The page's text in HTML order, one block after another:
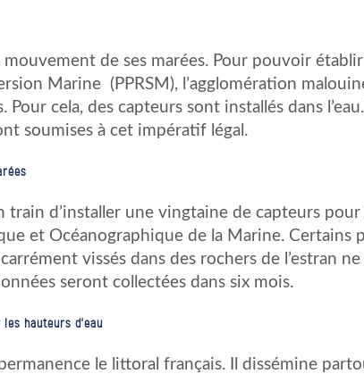
de ses marées. Pour pouvoir
Marine (PPRSM), l’agglomération
cela, des capteurs sont installés dans
soumises à cet impératif légal.
train d’installer une vingtaine de capteurs
et Océanographique de la Marine. Certains
vissés dans des rochers de l’estran
seront collectées dans six mois.
hauteurs d’eau
le littoral français. Il dissémine